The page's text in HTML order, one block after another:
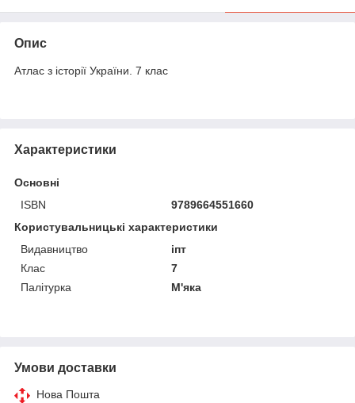
Опис
Атлас з історії України. 7 клас
Характеристики
Основні
ISBN
9789664551660
Користувальницькі характеристики
Видавництво
іпт
Клас
7
Палітурка
М'яка
Умови доставки
Нова Пошта